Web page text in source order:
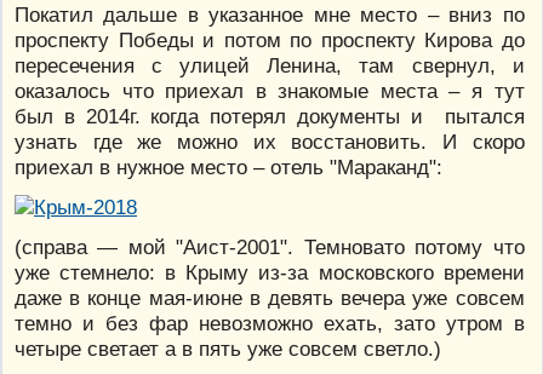
Покатил дальше в указанное мне место – вниз по
проспекту Победы и потом по проспекту Кирова до
пересечения с улицей Ленина, там свернул, и
оказалось что приехал в знакомые места – я тут
был в 2014г. когда потерял документы и пытался
узнать где же можно их восстановить. И скоро
приехал в нужное место – отель "Мараканд":
(справа — мой "Аист-2001". Темновато потому что
уже стемнело: в Крыму из-за московского времени
даже в конце мая-июне в девять вечера уже совсем
темно и без фар невозможно ехать, зато утром в
четыре светает а в пять уже совсем светло.)